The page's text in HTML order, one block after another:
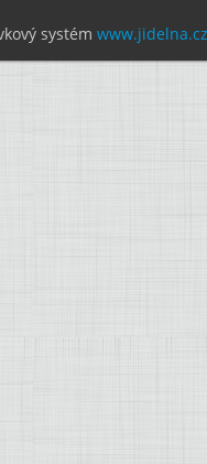
systém www.jidelna.cz